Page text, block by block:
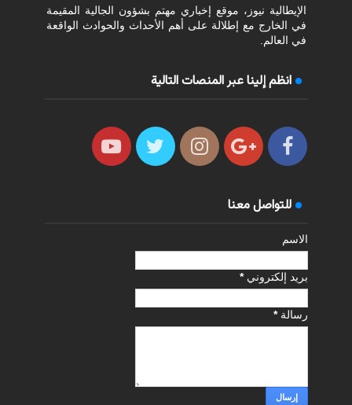
الإيطالية نيوز، موقع إخباري مهتم بشؤون الجالية المقيمة
في الخارج مع إطلالة على أهم الأحداث والحوادث الواقعة
في العالم.
انظم إلينا عبر المنصات التالية
للتواصل معنا
الاسم
بريد إلكتروني*
رسالة*